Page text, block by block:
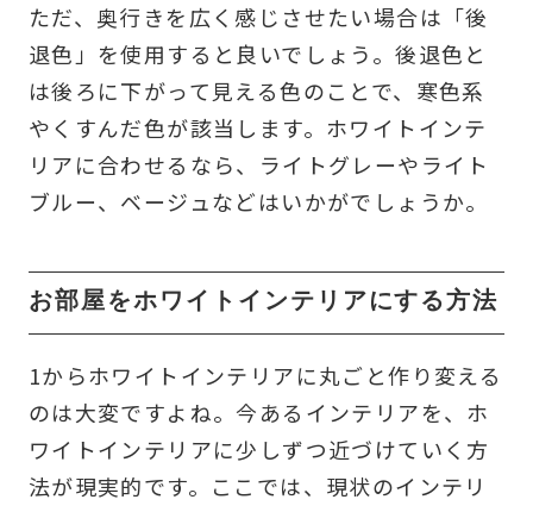
ただ、奥行きを広く感じさせたい場合は「後
退色」を使用すると良いでしょう。後退色と
は後ろに下がって見える色のことで、寒色系
やくすんだ色が該当します。ホワイトインテ
リアに合わせるなら、ライトグレーやライト
ブルー、ベージュなどはいかがでしょうか。
お部屋をホワイトインテリアにする方法
1からホワイトインテリアに丸ごと作り変える
のは大変ですよね。今あるインテリアを、ホ
ワイトインテリアに少しずつ近づけていく方
法が現実的です。ここでは、現状のインテリ